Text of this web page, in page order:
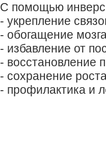
С помощью
- укрепление
- обогащение
- избавление от
- восстановление
- сохранение
- профилактика и